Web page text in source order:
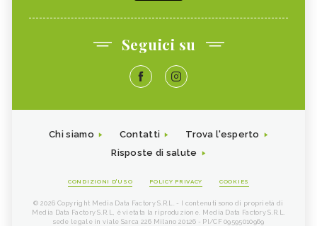
Seguici su
Chi siamo Contatti
Trova l'esperto
Risposte di salute
CONDIZIONI D'USO POLICY PRIVACY COOKIES
© 2026 Copyright Media Data Factory S.R.L. - I contenuti sono di proprietà di
Media Data Factory S.R.L, è vietata la riproduzione. Media Data Factory S.R.L.
sede legale in viale Sarca 226 Milano 20126 - PI/CF 09595010969